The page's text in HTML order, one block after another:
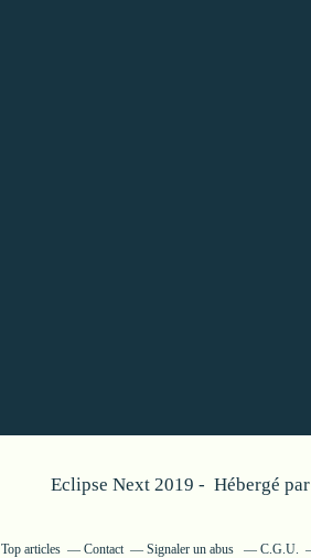
Eclipse Next 2019 - Hébergé par
Top articles Contact Signaler un abus C.G.U.